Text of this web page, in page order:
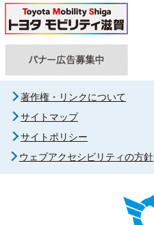
著作権・リンクについて
サイトマップ
サイトポリシー
ウェブアクセシビリティの方針